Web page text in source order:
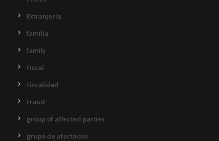
Extranjería
familia
family
Fiscal
Fiscalidad
Fraud
group of affected parties
grupo de afectados